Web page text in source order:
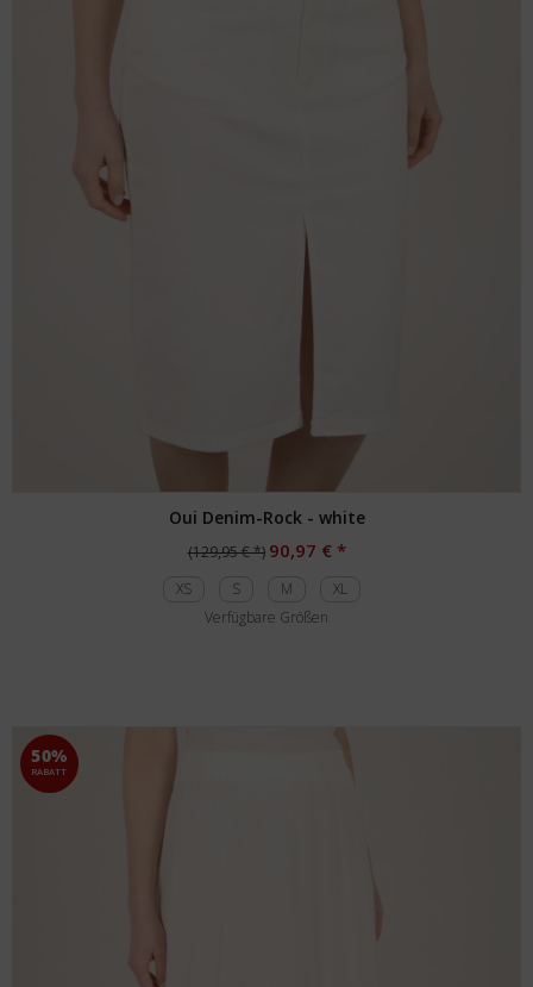
Oui Denim-Rock - white
(129,95 € *) 90,97 € *
XS S M
XL
Verfügbare Größen
50%
RABATT